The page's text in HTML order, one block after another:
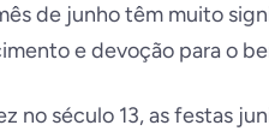
de junho têm muito
e devoção para o
no século 13, as festas